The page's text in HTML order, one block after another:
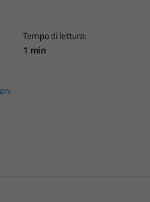
Tempo di lettura:
1 min